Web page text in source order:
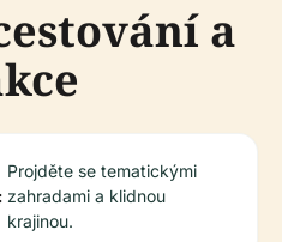
a
Projděte se tematickými
zahradami a klidnou
krajinou.